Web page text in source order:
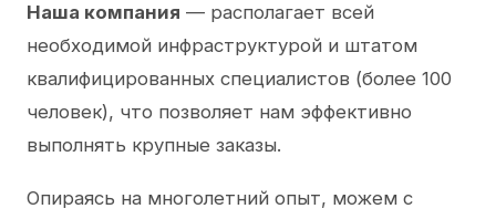
Наша компания — располагает всей
необходимой инфраструктурой и штатом
квалифицированных специалистов (более 100
человек), что позволяет нам эффективно
выполнять крупные заказы.
Опираясь на многолетний опыт, можем с